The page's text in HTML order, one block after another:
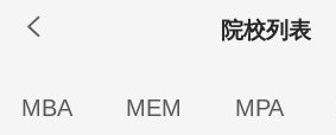
院校列表
MBA MEM MPA